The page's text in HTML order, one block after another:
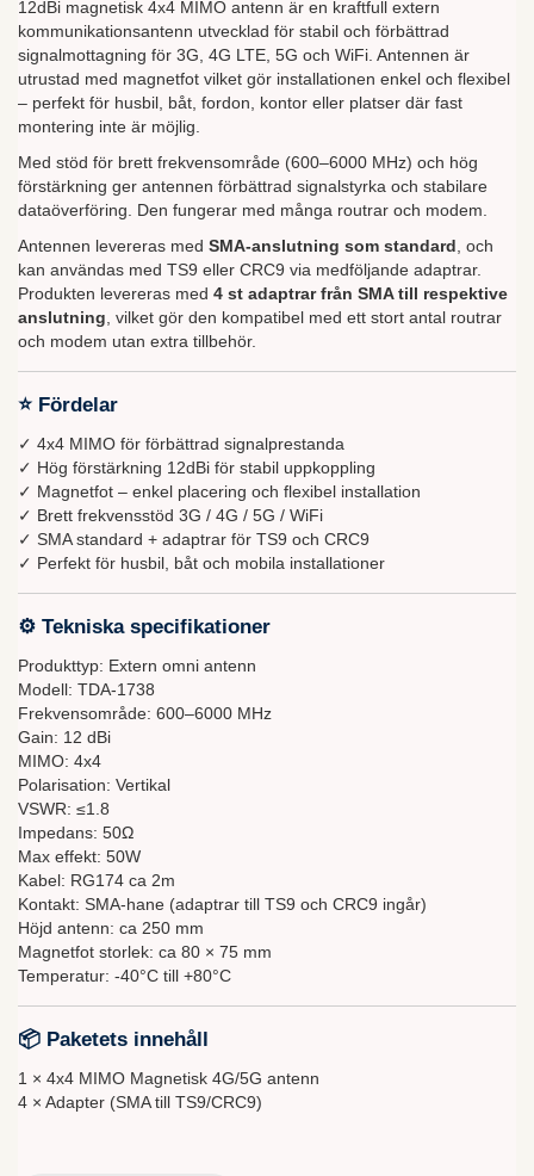
12dBi magnetisk 4x4 MIMO antenn är en kraftfull extern
kommunikationsantenn utvecklad för stabil och förbättrad
signalmottagning för 3G, 4G LTE, 5G och WiFi. Antennen är
utrustad med magnetfot vilket gör installationen enkel och flexibel
– perfekt för husbil, båt, fordon, kontor eller platser där fast
montering inte är möjlig.
Med stöd för brett frekvensområde (600–6000 MHz) och hög
förstärkning ger antennen förbättrad signalstyrka och stabilare
dataöverföring. Den fungerar med många routrar och modem.
Antennen levereras med SMA-anslutning som standard, och
kan användas med TS9 eller CRC9 via medföljande adaptrar.
Produkten levereras med 4 st adaptrar från SMA till respektive
anslutning, vilket gör den kompatibel med ett stort antal routrar
och modem utan extra tillbehör.
⭐ Fördelar
✓ 4x4 MIMO för förbättrad signalprestanda
✓ Hög förstärkning 12dBi för stabil uppkoppling
✓ Magnetfot – enkel placering och flexibel installation
✓ Brett frekvensstöd 3G / 4G / 5G / WiFi
✓ SMA standard + adaptrar för TS9 och CRC9
✓ Perfekt för husbil, båt och mobila installationer
⚙ Tekniska specifikationer
Produkttyp: Extern omni antenn
Modell: TDA-1738
Frekvensområde: 600–6000 MHz
Gain: 12 dBi
MIMO: 4x4
Polarisation: Vertikal
VSWR: ≤1.8
Impedans: 50Ω
Max effekt: 50W
Kabel: RG174 ca 2m
Kontakt: SMA-hane (adaptrar till TS9 och CRC9 ingår)
Höjd antenn: ca 250 mm
Magnetfot storlek: ca 80 × 75 mm
Temperatur: -40°C till +80°C
📦 Paketets innehåll
1 × 4x4 MIMO Magnetisk 4G/5G antenn
4 × Adapter (SMA till TS9/CRC9)